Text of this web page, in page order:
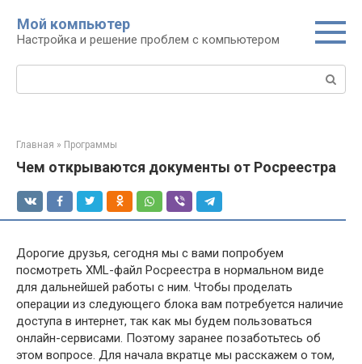
контенту
Мой компьютер
Настройка и решение проблем с компьютером
Поиск:
Главная » Программы
Чем открываются документы от Росреестра
Дорогие друзья, сегодня мы с вами попробуем
посмотреть XML-файл Росреестра в нормальном виде
для дальнейшей работы с ним. Чтобы проделать
операции из следующего блока вам потребуется наличие
доступа в интернет, так как мы будем пользоваться
онлайн-сервисами. Поэтому заранее позаботьтесь об
этом вопросе. Для начала вкратце мы расскажем о том,